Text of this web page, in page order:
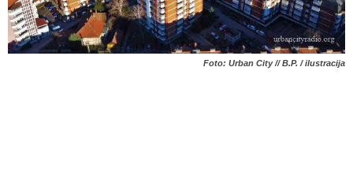
Foto: Urban City // B.P. / ilustracija